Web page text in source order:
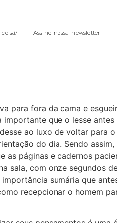
Assine nossa newsletter
para fora da cama e
que o lesse antes
ao luxo de voltar para
do dia. Sendo
as páginas e cadernos
sala, com onze segundos
sumária que
recepcionar o homem